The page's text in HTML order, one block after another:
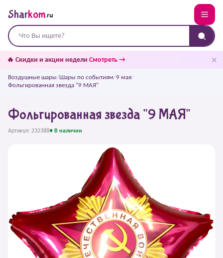
Sharkom.ru
🔥 Скидки и акции недели Смотреть → ✕
Воздушные шары/Шары по событиям/9 мая/
Фольгированная звезда "9 МАЯ"
Фольгированная звезда "9 МАЯ"
Артикул: 232388● В наличии